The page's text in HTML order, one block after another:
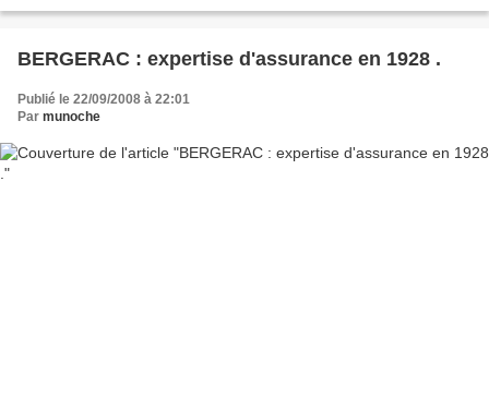
BERGERAC : expertise d'assurance en 1928 .
Publié le 22/09/2008 à 22:01
Par munoche